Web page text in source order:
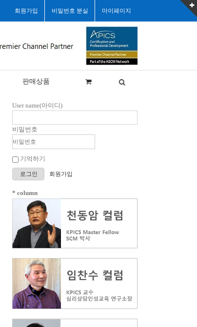
회원가입 비밀번호 분실 마이페이지
판매상품
User name(아이디)
비밀번호
기억하기
로그인 회원가입
* column